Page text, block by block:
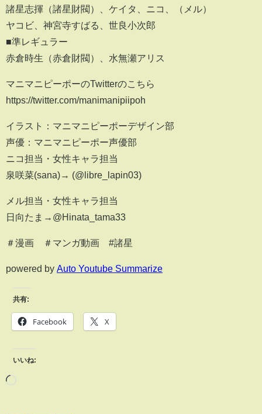
諸星志揮（諸星財閥）、ケイタ、ニコ、（メル）
ヤコビ、神宮寺すばる、世良小次郎
■準レギュラー
赤倉時生（赤倉財閥）、水無瀬アリス
マニマニピーポーのTwitterのこちら
https://twitter.com/manimanipiipoh
イラスト：マニマニピーポーデザイン部
声優：マニマニピーポー声優部
ニコ担当・女性キャラ担当
泉咲菜(sana)→ (@libre_lapin03)
メル担当・女性キャラ担当
日向たま→@Hinata_tama33
＃漫画 ＃マンガ動画 #諸星
powered by Auto Youtube Summarize
共有:
Facebook X
いいね: